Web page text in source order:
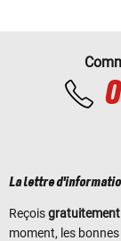
La lettre
Reçoisgratuitement
moment, les